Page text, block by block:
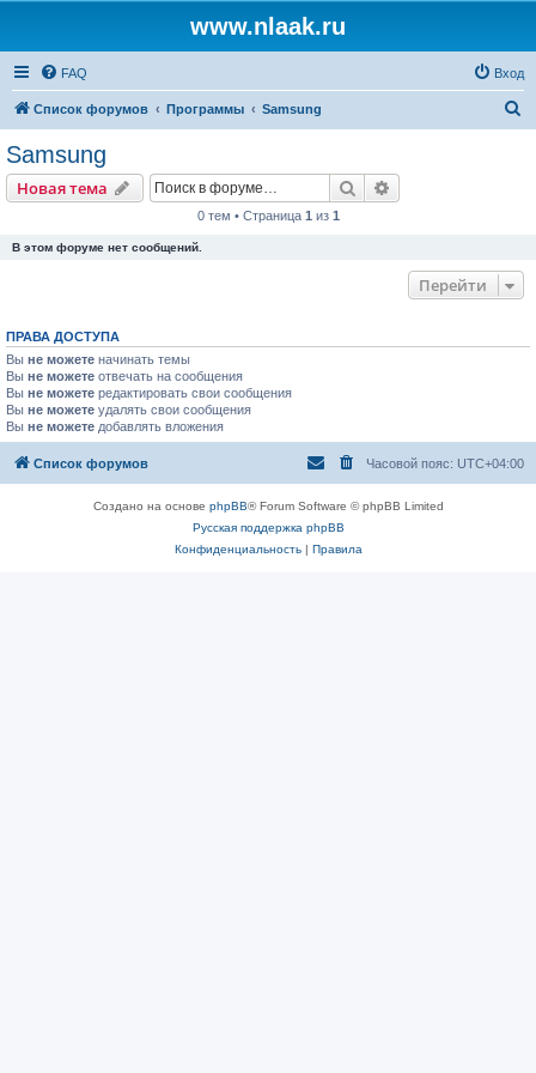
www.nlaak.ru
FAQ Вход
Список форумов Программы Samsung
Samsung
Новая тема Поиск
0 тем • Страница 1 из 1
В этом форуме нет сообщений.
Перейти
ПРАВА ДОСТУПА
Вы не можете начинать темы
Вы не можете отвечать на сообщения
Вы не можете редактировать свои сообщения
Вы не можете удалять свои сообщения
Вы не можете добавлять вложения
Список форумов Часовой пояс: UTC+04:00
Создано на основе phpBB® Forum Software © phpBB Limited
Русская поддержка phpBB
Конфиденциальность| Правила